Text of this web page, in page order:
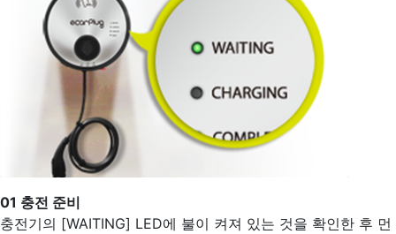
01 충전 준비
충전기의 [WAITING] LED에 불이 켜져 있는 것을 확인한 후 먼